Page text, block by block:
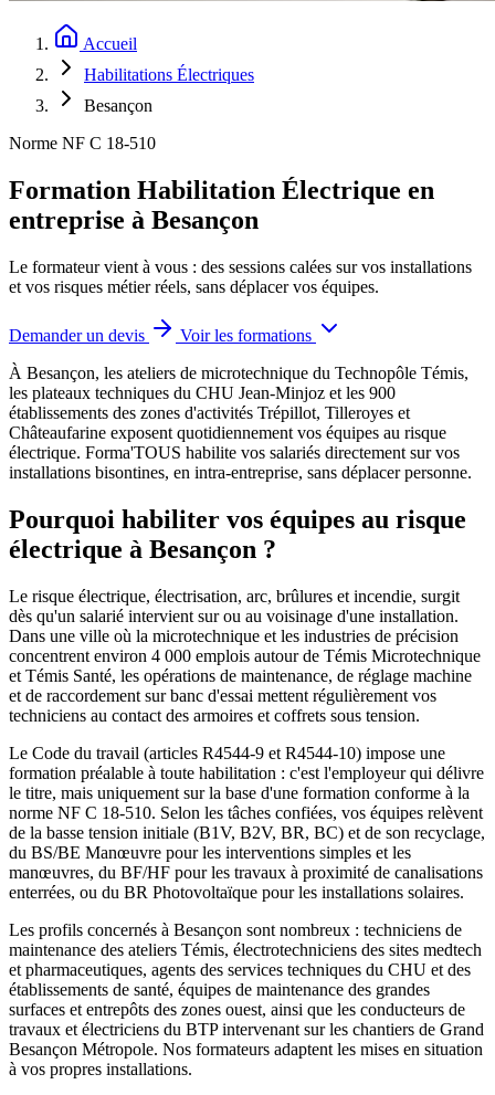
Accueil
Habilitations Électriques
Besançon
Norme NF C 18-510
Formation Habilitation Électrique en
entreprise à Besançon
Le formateur vient à vous : des sessions calées sur vos installations
et vos risques métier réels, sans déplacer vos équipes.
Demander un devis
Voir les formations
À Besançon, les ateliers de microtechnique du Technopôle Témis,
les plateaux techniques du CHU Jean-Minjoz et les 900
établissements des zones d'activités Trépillot, Tilleroyes et
Châteaufarine exposent quotidiennement vos équipes au risque
électrique. Forma'TOUS habilite vos salariés directement sur vos
installations bisontines, en intra-entreprise, sans déplacer personne.
Pourquoi habiliter vos équipes au risque
électrique à Besançon ?
Le risque électrique, électrisation, arc, brûlures et incendie, surgit
dès qu'un salarié intervient sur ou au voisinage d'une installation.
Dans une ville où la microtechnique et les industries de précision
concentrent environ 4 000 emplois autour de Témis Microtechnique
et Témis Santé, les opérations de maintenance, de réglage machine
et de raccordement sur banc d'essai mettent régulièrement vos
techniciens au contact des armoires et coffrets sous tension.
Le Code du travail (articles R4544-9 et R4544-10) impose une
formation préalable à toute habilitation : c'est l'employeur qui délivre
le titre, mais uniquement sur la base d'une formation conforme à la
norme NF C 18-510. Selon les tâches confiées, vos équipes relèvent
de la basse tension initiale (B1V, B2V, BR, BC) et de son recyclage,
du BS/BE Manœuvre pour les interventions simples et les
manœuvres, du BF/HF pour les travaux à proximité de canalisations
enterrées, ou du BR Photovoltaïque pour les installations solaires.
Les profils concernés à Besançon sont nombreux : techniciens de
maintenance des ateliers Témis, électrotechniciens des sites medtech
et pharmaceutiques, agents des services techniques du CHU et des
établissements de santé, équipes de maintenance des grandes
surfaces et entrepôts des zones ouest, ainsi que les conducteurs de
travaux et électriciens du BTP intervenant sur les chantiers de Grand
Besançon Métropole. Nos formateurs adaptent les mises en situation
à vos propres installations.